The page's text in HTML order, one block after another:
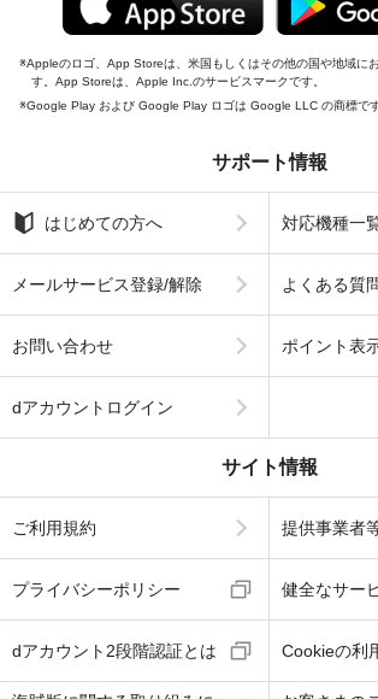
Appleのロゴ、App Storeは、米国もしくはその他の国や地域に
す。App Storeは、Apple Inc.のサービスマークです。
Google Play および Google Play ロゴは Google LLC の商標です
サポート情報
はじめての方へ 対応機種一
メールサービス登録/解除 よくある質
お問い合わせ ポイント表
dアカウントログイン
サイト情報
ご利用規約 提供事業者
プライバシーポリシー 健全なサー
dアカウント2段階認証とは Cookieの利